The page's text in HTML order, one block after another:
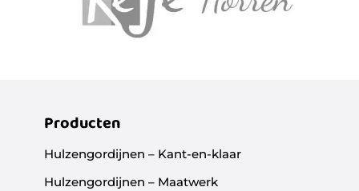
Producten
Hulzengordijnen – Kant-en-klaar
Hulzengordijnen – Maatwerk